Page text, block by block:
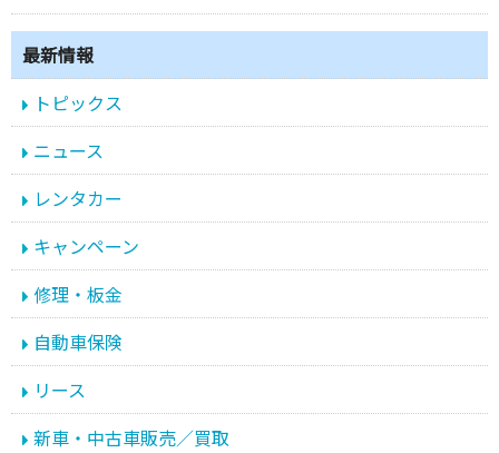
最新情報
トピックス
ニュース
レンタカー
キャンペーン
修理・板金
自動車保険
リース
新車・中古車販売／買取